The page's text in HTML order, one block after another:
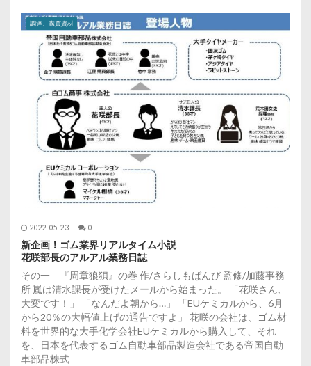
ョ
ン
調達、購買資材
2022-05-23 0
新企画！ゴム業界リアルタイム小説
花咲部長のアルアル業務日誌
その一 『周章狼狽』の巻 作/さらしもばんび 監修/加藤事務
所 嵐は清水課長が受けたメールから始まった。 「花咲さん、
大変です！」 「なんだよ朝から…」 「EUケミカルから、6月
から20％の大幅値上げの通告ですよ」 花咲の会社は、ゴム材
料を世界的な大手化学会社EUケミカルから購入して、それ
を、日本を代表するゴム自動車部品製造会社である帝国自動
車部品株式